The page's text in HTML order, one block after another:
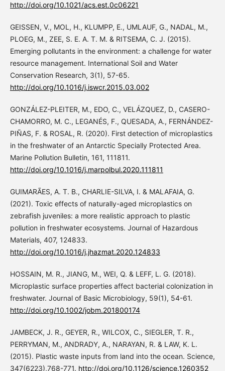
http://doi.org/10.1021/acs.est.0c06221
GEISSEN, V., MOL, H., KLUMPP, E., UMLAUF, G., NADAL, M.,
PLOEG, M., ZEE, S. E. A. T. M. & RITSEMA, C. J. (2015).
Emerging pollutants in the environment: a challenge for water
resource management. International Soil and Water
Conservation Research, 3(1), 57-65.
http://doi.org/10.1016/j.iswcr.2015.03.002
GONZÁLEZ-PLEITER, M., EDO, C., VELÁZQUEZ, D., CASERO-
CHAMORRO, M. C., LEGANÉS, F., QUESADA, A., FERNÁNDEZ-
PIÑAS, F. & ROSAL, R. (2020). First detection of microplastics
in the freshwater of an Antarctic Specially Protected Area.
Marine Pollution Bulletin, 161, 111811.
http://doi.org/10.1016/j.marpolbul.2020.111811
GUIMARÃES, A. T. B., CHARLIE-SILVA, I. & MALAFAIA, G.
(2021). Toxic effects of naturally-aged microplastics on
zebrafish juveniles: a more realistic approach to plastic
pollution in freshwater ecosystems. Journal of Hazardous
Materials, 407, 124833.
http://doi.org/10.1016/j.jhazmat.2020.124833
HOSSAIN, M. R., JIANG, M., WEI, Q. & LEFF, L. G. (2018).
Microplastic surface properties affect bacterial colonization in
freshwater. Journal of Basic Microbiology, 59(1), 54-61.
http://doi.org/10.1002/jobm.201800174
JAMBECK, J. R., GEYER, R., WILCOX, C., SIEGLER, T. R.,
PERRYMAN, M., ANDRADY, A., NARAYAN, R. & LAW, K. L.
(2015). Plastic waste inputs from land into the ocean. Science,
347(6223),768-771. http://doi.org/10.1126/science.1260352